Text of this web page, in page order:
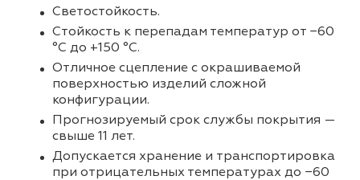
Светостойкость.
Стойкость к перепадам температур от −60
°С до +150 °С.
Отличное сцепление с окрашиваемой
поверхностью изделий сложной
конфигурации.
Прогнозируемый срок службы покрытия —
свыше 11 лет.
Допускается хранение и транспортировка
при отрицательных температурах до −60